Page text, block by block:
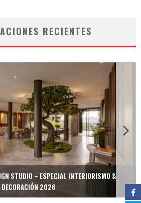
RECIENTES
STUDIO – ESPECIAL INTERIORISMO &
DECORACIÓN 2026